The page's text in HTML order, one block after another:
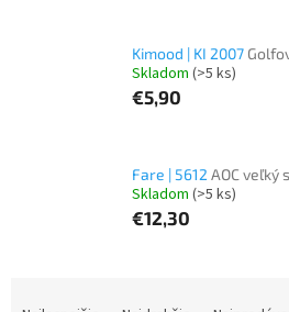
Kimood | KI 2007
Skladom (>5 ks)
€5,90
Fare | 5612 AOC veľký
Skladom (>5 ks)
€12,30